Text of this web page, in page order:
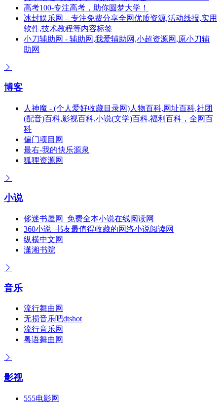
高考100-专注高考，助你圆梦大学！
冰封娱乐网 – 专注免费分享全网优质资源,活动线报,实用
软件,技术教程等内容标签
小刀辅助网 - 辅助网,我爱辅助网,小超资源网,原小刀辅
助网
博客
人神魔 - (个人爱好收藏目录网)人物百科,网址百科,社团
(配音)百科,影视百科,小说(文学)百科,福利百科，全网百
科
偏门项目网
最右-我的快乐源泉
狐狸资源网
小说
侈迷书屋网_免费全本小说在线阅读网
360小说_书友最值得收藏的网络小说阅读网
纵横中文网
潇湘书院
音乐
流行舞曲网
无损音乐吧dtshot
流行音乐网
粤语舞曲网
影视
555电影网